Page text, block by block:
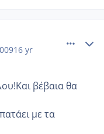
16 yr
βέβαια θα
με τα